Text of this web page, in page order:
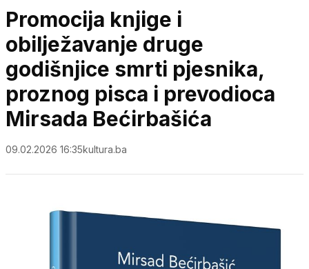
Promocija knjige i
obilježavanje druge
godišnjice smrti pjesnika,
proznog pisca i prevodioca
Mirsada Bećirbašića
09.02.2026 16:35kultura.ba